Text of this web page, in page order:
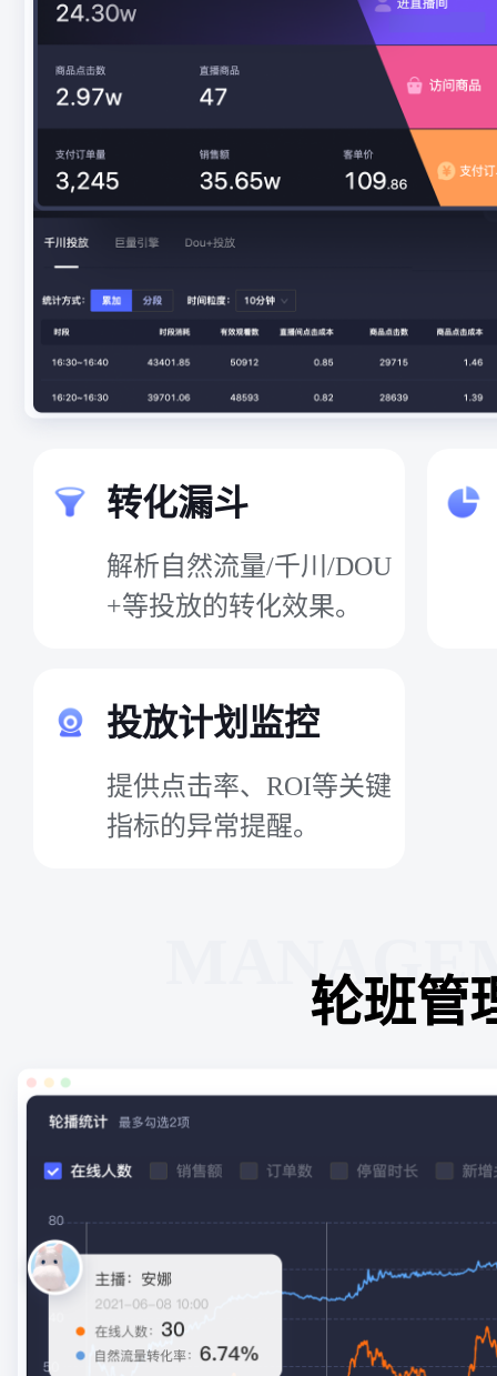
转化漏斗
解析自然流量/千川/DOU
+等投放的转化效果。
投放计划监控
提供点击率、ROI等关键
指标的异常提醒。
轮班管